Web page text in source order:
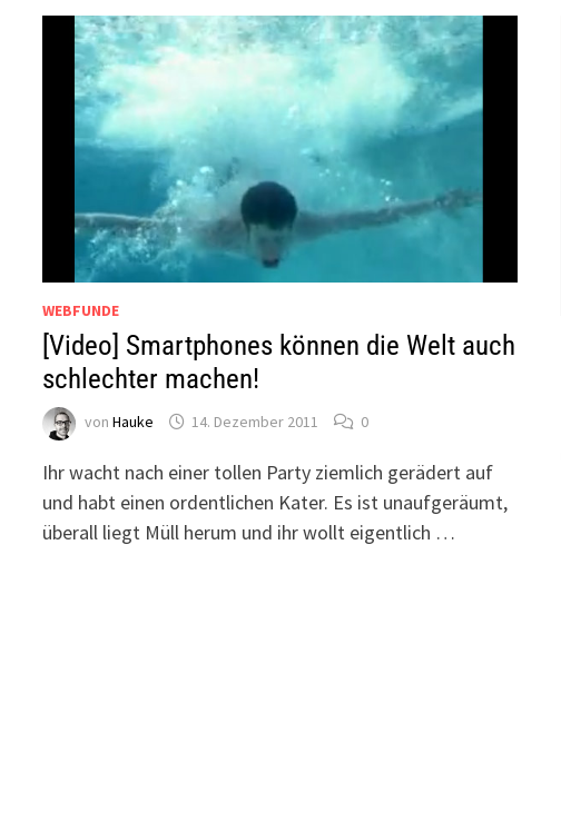
WEBFUNDE
[Video] Smartphones können die Welt auch
schlechter machen!
vonHauke 14. Dezember 2011 0
Ihr wacht nach einer tollen Party ziemlich gerädert auf
und habt einen ordentlichen Kater. Es ist unaufgeräumt,
überall liegt Müll herum und ihr wollt eigentlich …